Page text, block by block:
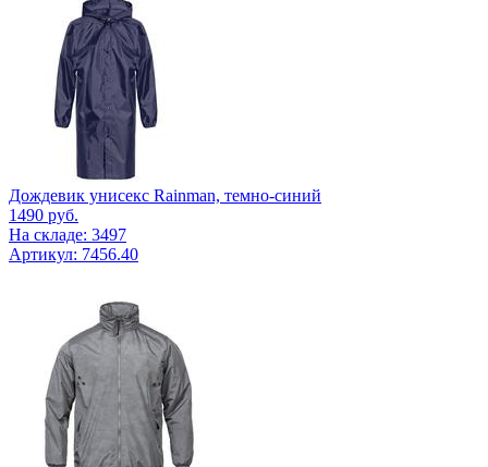
Дождевик унисекс Rainman, темно-синий
1490 руб.
На складе: 3497
Артикул: 7456.40